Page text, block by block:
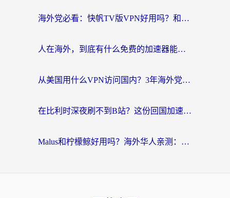
海外党必看：快帆TV版VPN好用吗？和Easyback VPN对比哪个回国效果更好？附2026真实测评
人在海外，到底有什么免费的加速器能让我安心追剧打游戏？
从美国用什么VPN访问国内？3年海外党亲测：选对工具才能无缝刷B站、看腾讯视频
在比利时深夜刷不到B站？这份回国加速器避坑指南请收好
Malus和柠檬鲸好用吗？海外华人亲测：回国加速器怎么选才不踩坑？